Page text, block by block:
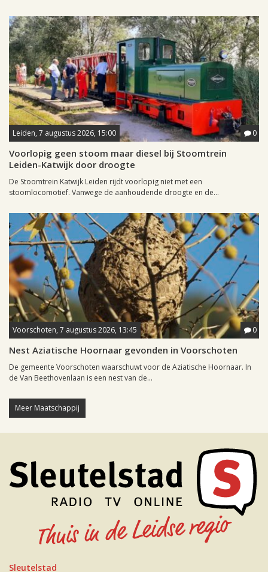
Leiden, 7 augustus 2026, 15:00 0
Voorlopig geen stoom maar diesel bij Stoomtrein
Leiden-Katwijk door droogte
De Stoomtrein Katwijk Leiden rijdt voorlopig niet met een
stoomlocomotief. Vanwege de aanhoudende droogte en de...
Voorschoten, 7 augustus 2026, 13:45 0
Nest Aziatische Hoornaar gevonden in Voorschoten
De gemeente Voorschoten waarschuwt voor de Aziatische Hoornaar. In
de Van Beethovenlaan is een nest van de...
Meer Maatschappij
Sleutelstad